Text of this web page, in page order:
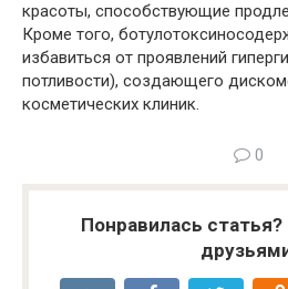
красоты, способствующие
Кроме того,
избавиться от проявлений
потливости), создающего
косметических клиник.
0
Понравилась